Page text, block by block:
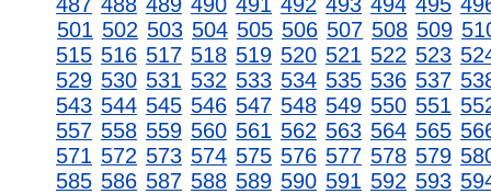
501 502 503 504 505 506 507 508 509
515 516 517 518 519 520 521 522 523
529 530 531 532 533 534 535 536 537
543 544 545 546 547 548 549 550 551
557 558 559 560 561 562 563 564 565
571 572 573 574 575 576 577 578 579
585 586 587 588 589 590 591 592 593